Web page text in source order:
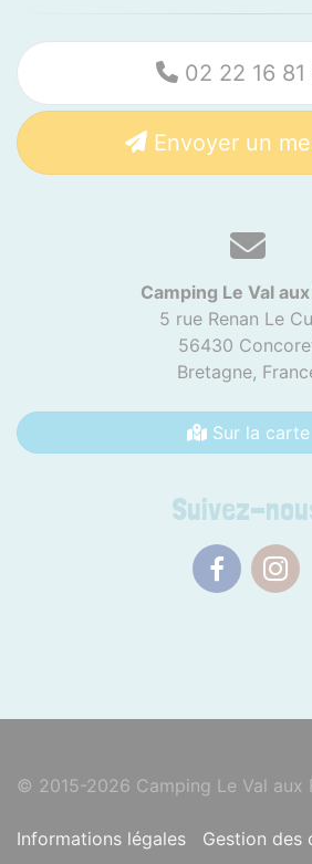
02 22 16 81
Envoyer un
Camping Le Val
5 rue Renan Le
56430
Bretagne,
Sur la carte
Suivez-
© 2015-2026 Camping Le Val aux
Informations légales Gestion des